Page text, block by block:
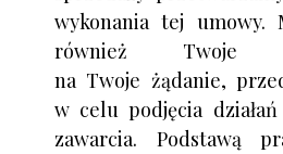
wykonania tej umowy.
również Twoje
na Twoje żądanie,
w celu podjęcia
zawarcia. Podstawą